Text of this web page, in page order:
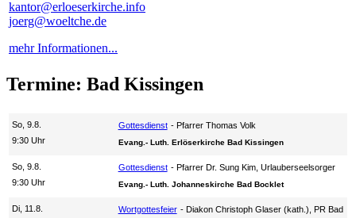
kantor@erloeserkirche.info
joerg@woeltche.de
mehr Informationen...
Termine: Bad Kissingen
So, 9.8.
9:30 Uhr
Gottesdienst Pfarrer Thomas Volk
Evang.- Luth. Erlöserkirche Bad Kissingen
So, 9.8.
9:30 Uhr
Gottesdienst Pfarrer Dr. Sung Kim, Urlauberseelsorger
Evang.- Luth. Johanneskirche Bad Bocklet
Di, 11.8.
Wortgottesfeier
Diakon Christoph Glaser (kath.), PR Bad